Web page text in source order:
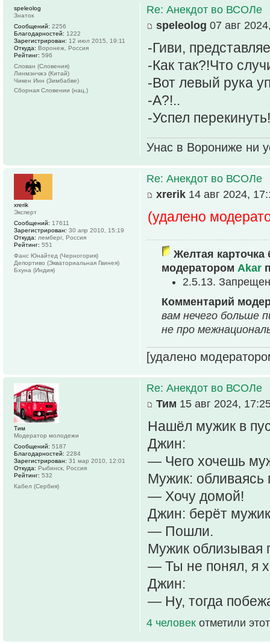
Re: Анекдот во ВСОЛе
speleolog 07 авг
-Гиви,
-Как так?!Что
-Вот левый рука
-А?!..
-Успел перекинуть!
Унас в Ворониже ни
speleolog
Знаток
Сообщений: 2256
Благодарностей: 1222
Зарегистрирован: 12 июл 2015, 19:11
Откуда: Воронеж, Россия
Рейтинг: 596
Слован (Словения)
Линмэнчжэ (Китай)
Чикен Инн (Зимбабве)
Сборная Словении (нац.)
Re: Анекдот во ВСОЛе
xrerik 14 авг 2024,
(удалено
Желтая карточка
модератором Akar
2.5.13.
Комментарий
вам нечего больше
не про
[удалено
xrerik
Эксперт
Сообщений: 17611
Зарегистрирован: 30 апр 2010, 15:19
Откуда: лемберг, Россия
Рейтинг: 551
Фанс Юнайтед (Черногория)
Депортиво (Экваториальная Гвинея)
Бхуна (Индия)
Re: Анекдот во ВСОЛе
Тим 15 авг 2024,
Нашёл мужик в
Джин:
— Чего хочешь
Мужик: обливаясь
— Хочу домой!
Джин: берёт
— Пошли.
Мужик облизывая
— Ты не понял, я
Джин:
— Ну, тогда
4 человек отметили
Тим
Модератор молодежи
Сообщений: 5187
Благодарностей: 2284
Зарегистрирован: 31 мар 2010, 12:01
Откуда: Рыбинск, Россия
Рейтинг: 532
Кабел (Сербия)